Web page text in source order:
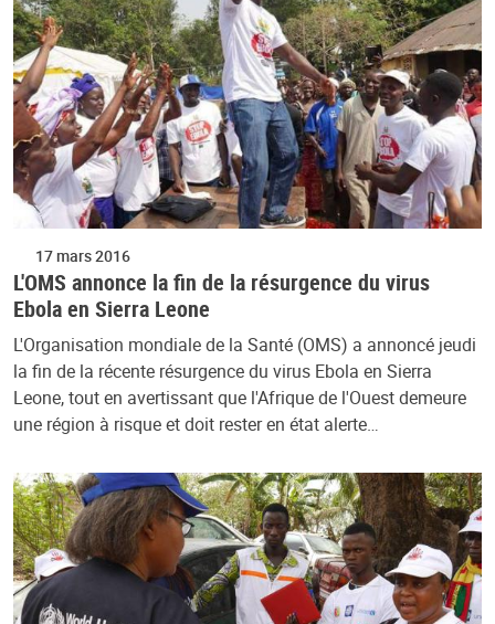
17 mars 2016
L'OMS annonce la fin de la résurgence du virus
Ebola en Sierra Leone
L'Organisation mondiale de la Santé (OMS) a annoncé jeudi
la fin de la récente résurgence du virus Ebola en Sierra
Leone, tout en avertissant que l'Afrique de l'Ouest demeure
une région à risque et doit rester en état alerte…